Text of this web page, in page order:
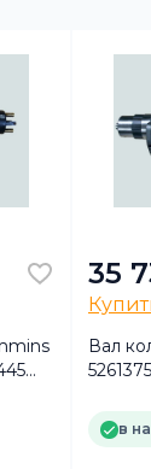
35
Вал
в